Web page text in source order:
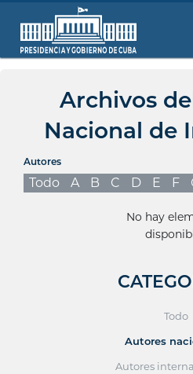
Archivos
Nacional de
Autores
Todo A B C D E F
No hay
Todo
Autores
Autores